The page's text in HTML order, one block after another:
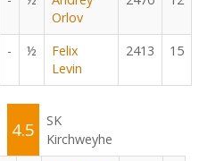
Orlov
- ½
Felix
Levin
2413 15
4.5
SK
Kirchweyhe